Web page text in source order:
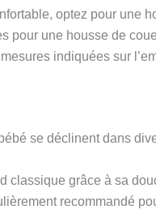
optez pour une
pour une housse de
indiquées sur
se déclinent dans
classique grâce à sa
recommandé